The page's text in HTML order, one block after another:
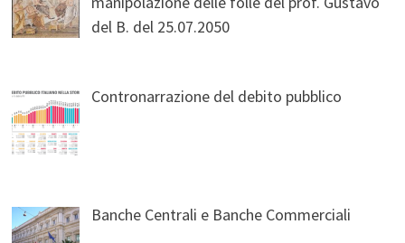
del B. del 25.07.2050
Contronarrazione del debito pubblico
Banche Centrali e Banche Commerciali